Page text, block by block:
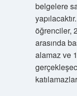
belgelere
öğrenciler,
arasında
alamaz ve